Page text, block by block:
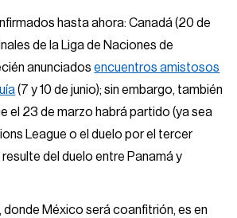
hasta ahora: Canadá (20 de
de la Liga de Naciones de
anunciadosencuentros amistosos
(7 y 10 de junio); sin embargo, también
el 23 de marzo habrá partido (ya sea
League o el duelo por el tercer
resulte del duelo entre Panamá y
donde México será coanfitrión, es en